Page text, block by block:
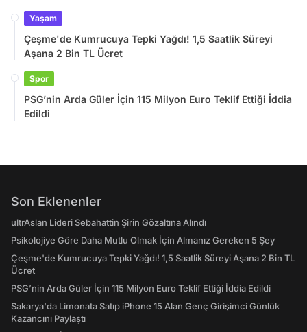
Yaşam
Çeşme'de Kumrucuya Tepki Yağdı! 1,5 Saatlik Süreyi
Aşana 2 Bin TL Ücret
Spor
PSG’nin Arda Güler İçin 115 Milyon Euro Teklif Ettiği İddia
Edildi
Son Eklenenler
ultrAslan Lideri Sebahattin Şirin Gözaltına Alındı
Psikolojiye Göre Daha Mutlu Olmak İçin Almanız Gereken 5 Şey
Çeşme'de Kumrucuya Tepki Yağdı! 1,5 Saatlik Süreyi Aşana 2 Bin TL
Ücret
PSG’nin Arda Güler İçin 115 Milyon Euro Teklif Ettiği İddia Edildi
Sakarya'da Limonata Satıp iPhone 15 Alan Genç Girişimci Günlük
Kazancını Paylaştı